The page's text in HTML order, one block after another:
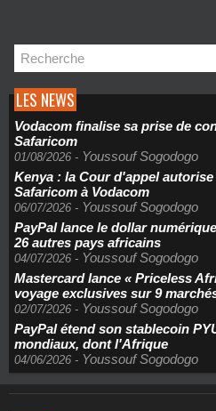
LES NEWS
Vodacom finalise sa prise de
Safaricom
01/08/2026 - Youssouf Sogodogo
Kenya : la Cour d'appel autorise
Safaricom à Vodacom
06/07/2026 - Youssouf Sogodogo
PayPal lance le dollar
26 autres pays africains
04/07/2026 - Youssouf Sogodogo
Mastercard lance « Priceless
voyage exclusives sur 9
02/07/2026 - Youssouf Sogodogo
PayPal étend son stablecoin
mondiaux, dont l'Afrique
04/06/2026 - Youssouf Sogodogo